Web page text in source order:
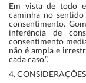
Em vista de todo
caminha no
consentimento.
inferência de
consentimento
não é ampla e
cada caso.”.
4.